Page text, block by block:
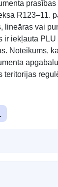
prasības
R123–11.
lineāras vai
ir iekļauta PLU
Noteikums,
teritorijas